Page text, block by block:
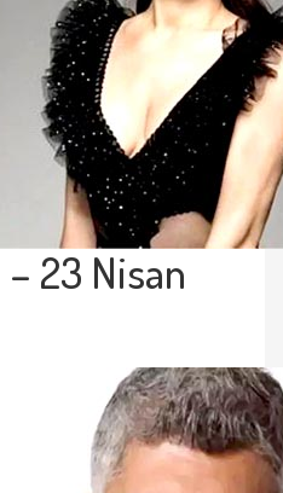
– 23 Nisan